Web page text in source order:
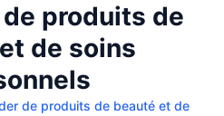
produits de
de soins
de produits de beauté et de